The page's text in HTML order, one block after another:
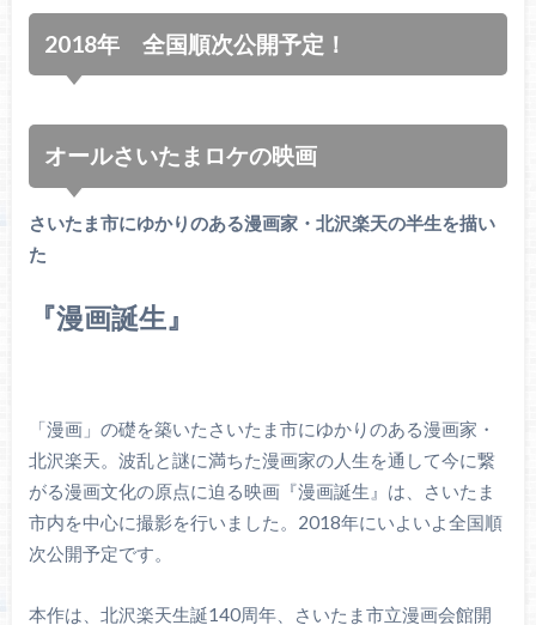
2018年 全国順次公開予定！
オールさいたまロケの映画
さいたま市にゆかりのある漫画家・北沢楽天の半生を描い
た
『漫画誕生』
「漫画」の礎を築いたさいたま市にゆかりのある漫画家・
北沢楽天。波乱と謎に満ちた漫画家の人生を通して今に繋
がる漫画文化の原点に迫る映画『漫画誕生』は、さいたま
市内を中心に撮影を行いました。2018年にいよいよ全国順
次公開予定です。
本作は、北沢楽天生誕140周年、さいたま市立漫画会館開